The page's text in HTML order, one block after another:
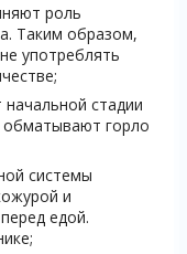
роль
Таким образом,
употреблять
стадии
горло
системы
и
едой.